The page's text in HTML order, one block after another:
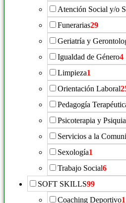
Atención Social y/o
Funerarias29
Geriatría y
Igualdad de Género4
Limpieza1
Orientación Laboral
Pedagogía
Psicoterapia y
Servicios a la
Sexología1
Trabajo Social6
SOFT SKILLS99
Coaching Deportivo1